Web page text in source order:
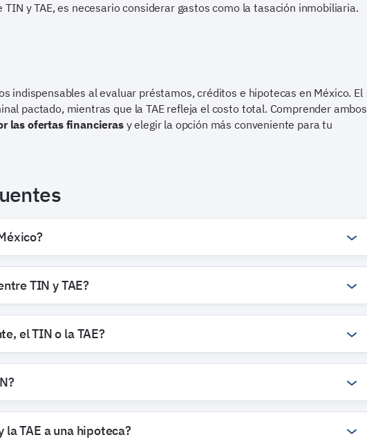
TIN y TAE, es necesario considerar gastos como la tasación inmobiliaria.
indispensables al evaluar préstamos, créditos e hipotecas en México. El
pactado, mientras que la TAE refleja el costo total. Comprender ambos
las ofertas financierasy elegir la opción más conveniente para tu
TIN y TAE?
el TIN o la TAE?
la TAE a una hipoteca?